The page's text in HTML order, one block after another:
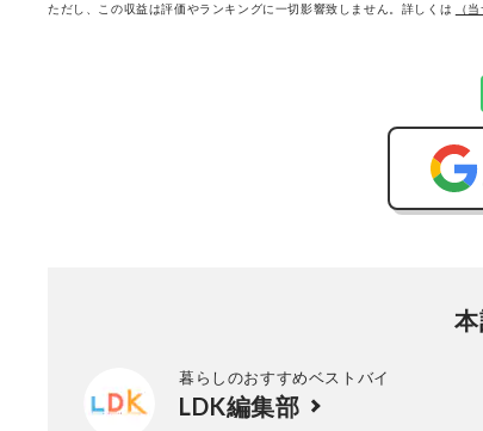
ただし、この収益は評価やランキングに一切影響致しません。詳しくは
（
暮らしのおすすめベストバイ
LDK編集部